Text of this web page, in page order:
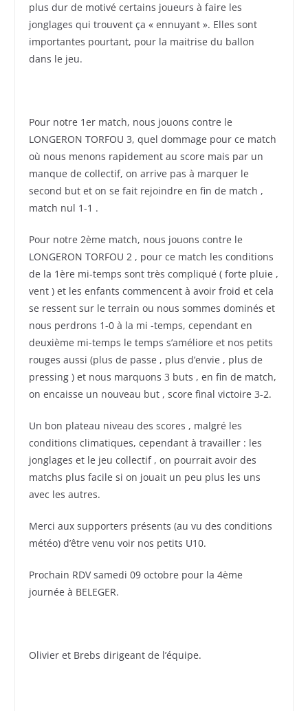
plus dur de motivé certains joueurs à faire les
jonglages qui trouvent ça « ennuyant ». Elles sont
importantes pourtant, pour la maitrise du ballon
dans le jeu.
Pour notre 1er match, nous jouons contre le
LONGERON TORFOU 3, quel dommage pour ce match
où nous menons rapidement au score mais par un
manque de collectif, on arrive pas à marquer le
second but et on se fait rejoindre en fin de match ,
match nul 1-1 .
Pour notre 2ème match, nous jouons contre le
LONGERON TORFOU 2 , pour ce match les conditions
de la 1ère mi-temps sont très compliqué ( forte pluie ,
vent ) et les enfants commencent à avoir froid et cela
se ressent sur le terrain ou nous sommes dominés et
nous perdrons 1-0 à la mi -temps, cependant en
deuxième mi-temps le temps s’améliore et nos petits
rouges aussi (plus de passe , plus d’envie , plus de
pressing ) et nous marquons 3 buts , en fin de match,
on encaisse un nouveau but , score final victoire 3-2.
Un bon plateau niveau des scores , malgré les
conditions climatiques, cependant à travailler : les
jonglages et le jeu collectif , on pourrait avoir des
matchs plus facile si on jouait un peu plus les uns
avec les autres.
Merci aux supporters présents (au vu des conditions
météo) d’être venu voir nos petits U10.
Prochain RDV samedi 09 octobre pour la 4ème
journée à BELEGER.
Olivier et Brebs dirigeant de l’équipe.